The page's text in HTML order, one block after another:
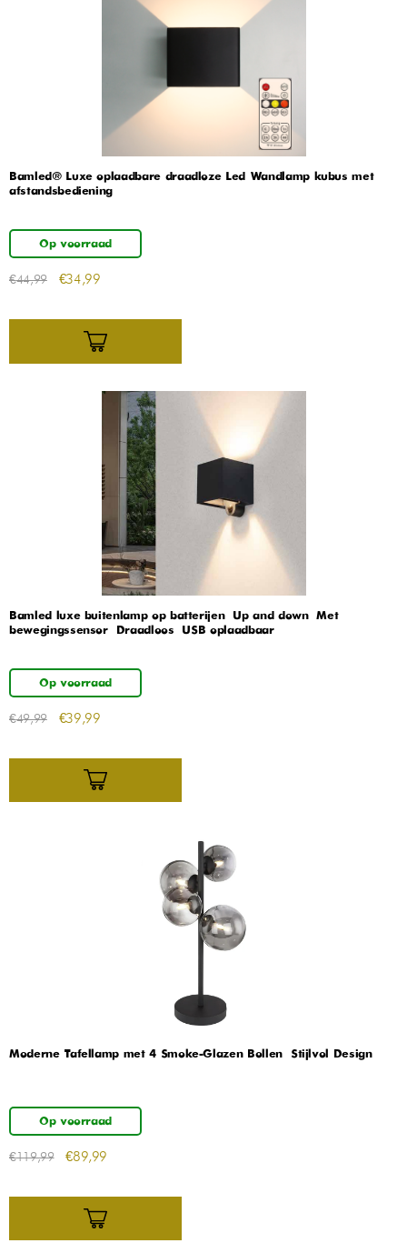
Bamled® Luxe oplaadbare draadloze Led Wandlamp kubus met
afstandsbediening
Op voorraad
€44,99 €34,99
Bamled luxe buitenlamp op batterijen – Up and down – Met
bewegingssensor – Draadloos – USB oplaadbaar
Op voorraad
€49,99 €39,99
Moderne Tafellamp met 4 Smoke-Glazen Bollen – Stijlvol Design
Op voorraad
€119,99 €89,99